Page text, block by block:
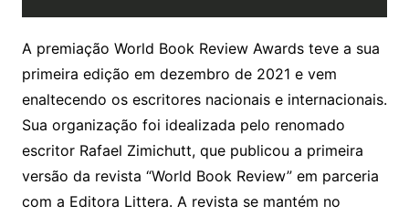
A premiação World Book Review Awards teve a sua
primeira edição em dezembro de 2021 e vem
enaltecendo os escritores nacionais e internacionais.
Sua organização foi idealizada pelo renomado
escritor Rafael Zimichutt, que publicou a primeira
versão da revista “World Book Review” em parceria
com a Editora Littera. A revista se mantém no